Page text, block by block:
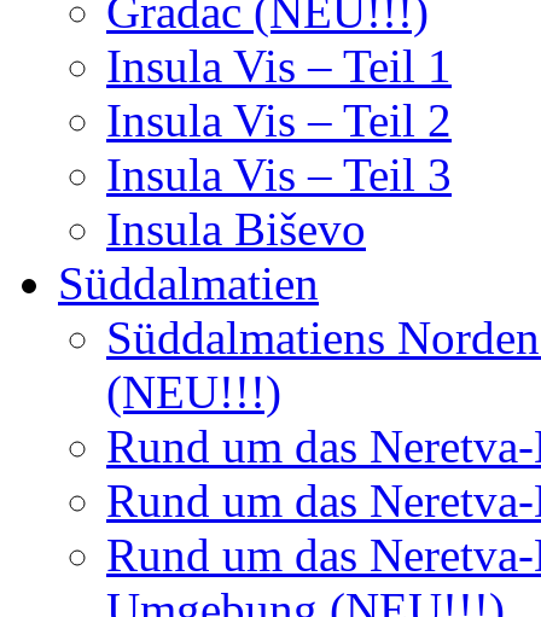
Gradac (NEU!!!)
Insula Vis – Teil 1
Insula Vis – Teil 2
Insula Vis – Teil 3
Insula Biševo
Süddalmatien
Süddalmatiens
(NEU!!!)
Rund um das
Rund um das
Rund um das